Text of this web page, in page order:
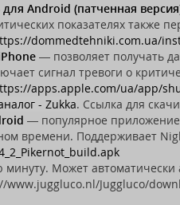
Android (патченная
показателях также
dommedtehniki.com.ua/
— позволяет получать
сигнал тревоги о
apps.apple.com/ua/app/
- Zukka. Ссылка для
— популярное
времени. Поддерживает
Может автоматически
www.juggluco.nl/Juggluco/